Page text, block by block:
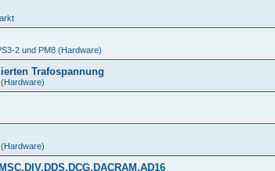
2 und PM8 (Hardware)
Trafospannung
(Hardware)
(Hardware)